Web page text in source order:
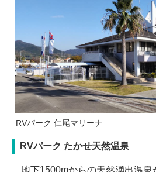
RVパーク 仁尾マリーナ
RVパーク たかせ天然温泉